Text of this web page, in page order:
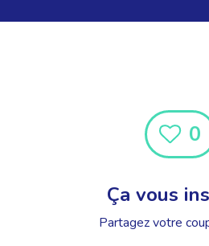
0
Ça vous
Partagez votre